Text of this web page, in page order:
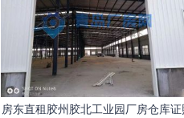
房东直租胶州胶北工业园厂房仓库证